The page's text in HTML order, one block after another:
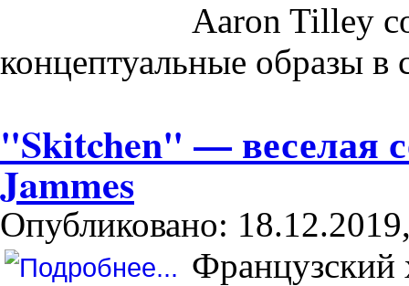
Aaron Tilley
концептуальные образы в
"Skitchen" — веселая
Jammes
Опубликовано:
Французский